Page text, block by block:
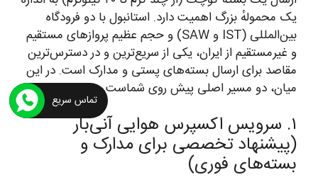
یک محمولهٔ بزرگ اهمیت دارد. استانبول با دو فرودگاه
بین‌المللی (IST و SAW) و حجم عظیم پروازهای مستقیم
و غیرمستقیم از ایران، یکی از سریع‌ترین و در دسترس‌ترین
مقاصد برای ارسال بسته‌های پستی و مدارک است. در این
میان، دو مسیر اصلی پیش روی شماست.
۱. سرویس اکسپرس هوایی آنی‌بار
(پیشنهاد تخصصی برای مدارک و
بسته‌های فوری)
تماس سریع